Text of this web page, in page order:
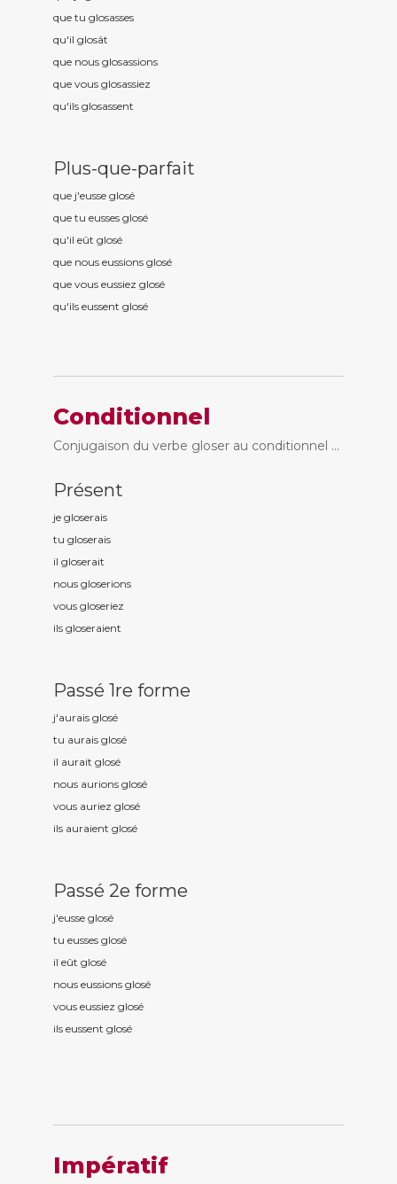
que tu glosasses
qu'il glosât
que nous glosassions
que vous glosassiez
qu'ils glosassent
Plus-que-parfait
que j'eusse glosé
que tu eusses glosé
qu'il eût glosé
que nous eussions glosé
que vous eussiez glosé
qu'ils eussent glosé
Conditionnel
Conjugaison du verbe gloser au conditionnel ...
Présent
je gloserais
tu gloserais
il gloserait
nous gloserions
vous gloseriez
ils gloseraient
Passé 1re forme
j'aurais glosé
tu aurais glosé
il aurait glosé
nous aurions glosé
vous auriez glosé
ils auraient glosé
Passé 2e forme
j'eusse glosé
tu eusses glosé
il eût glosé
nous eussions glosé
vous eussiez glosé
ils eussent glosé
Impératif